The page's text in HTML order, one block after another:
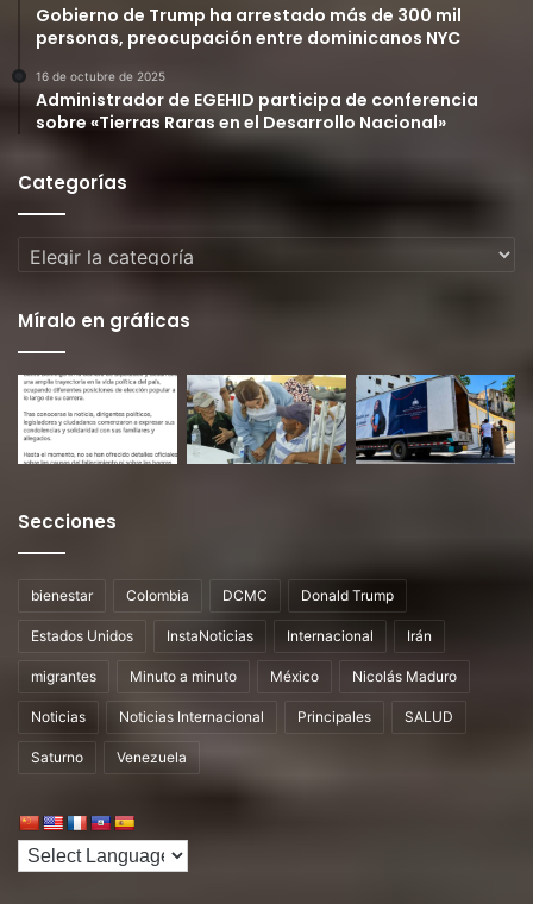
Gobierno de Trump ha arrestado más de 300 mil
personas, preocupación entre dominicanos NYC
16 de octubre de 2025
Administrador de EGEHID participa de conferencia
sobre «Tierras Raras en el Desarrollo Nacional»
Categorías
Categorías
Míralo en gráficas
Secciones
bienestar Colombia DCMC Donald Trump
Estados Unidos InstaNoticias Internacional Irán
migrantes Minuto a minuto México Nicolás Maduro
Noticias Noticias Internacional Principales SALUD
Saturno Venezuela